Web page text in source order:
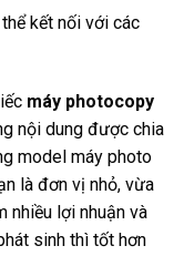
kết nối với các
máy photocopy
nội dung được chia
model máy photo
là đơn vị nhỏ, vừa
nhiều lợi nhuận và
sinh thì tốt hơn